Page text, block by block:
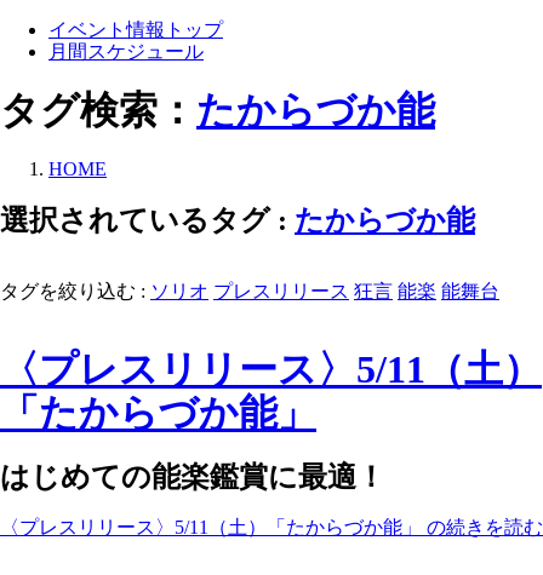
イベント情報トップ
月間スケジュール
タグ検索： たからづか能
HOME
選択されているタグ : たからづか能
タグを絞り込む : ソリオ プレスリリース 狂言 能楽 能舞台
〈プレスリリース〉5/11（土）
「たからづか能」
はじめての能楽鑑賞に最適！
〈プレスリリース〉5/11（土）「たからづか能」 の続きを読む